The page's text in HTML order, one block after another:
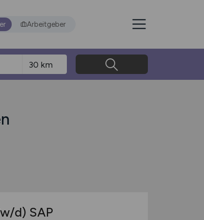
Arbeitgeber
d) SAP